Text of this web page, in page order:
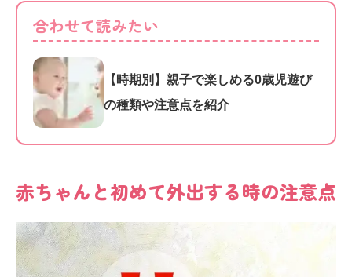
合わせて読みたい
【時期別】親子で楽しめる0歳児遊び
の種類や注意点を紹介
赤ちゃんと初めて外出する時の注意点